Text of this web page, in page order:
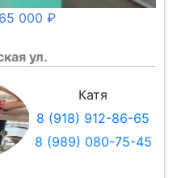
000 ₽
ул.
Катя
8 (918) 912-86-65
8 (989) 080-75-45